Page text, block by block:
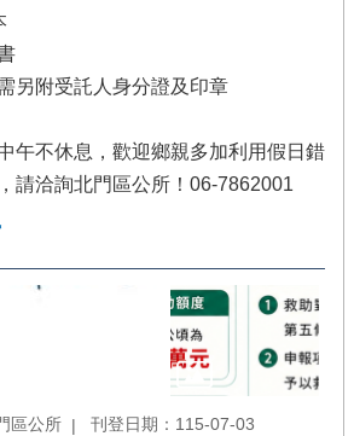
另附受託人身分證及印章
午不休息，歡迎鄉親多加利用假日錯
請洽詢北門區公所！06-7862001
區公所
刊登日期：115-07-03